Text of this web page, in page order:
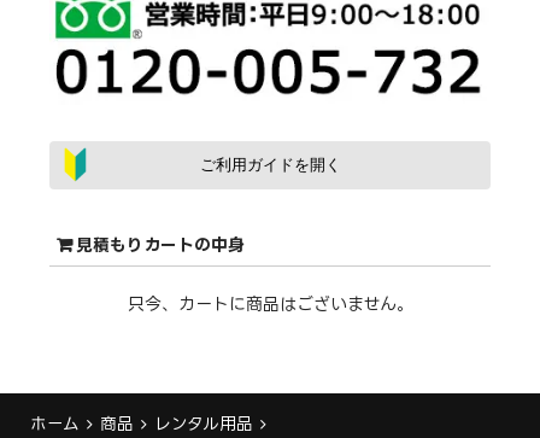
ご利用ガイドを開く
見積もりカートの中身
只今、カートに商品はございません。
ホーム 商品 レンタル用品